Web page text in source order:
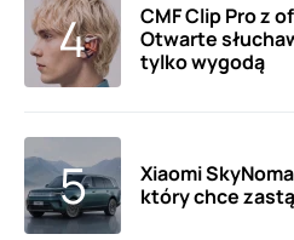
CMF Clip Pro z
Otwarte
tylko wygodą
Xiaomi
który chce